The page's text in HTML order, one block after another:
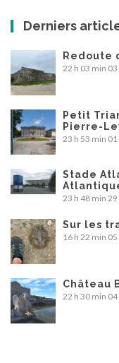
Derniers
Redoute
22 h 03 min
Petit
Pierre-
23 h 53 min
Stade
23 h 48 min
Sur les
16 h 22 min
Château
22 h 30 min